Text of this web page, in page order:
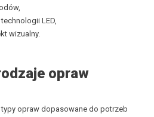
LED,
wizualny.
opraw
opraw dopasowane do potrzeb